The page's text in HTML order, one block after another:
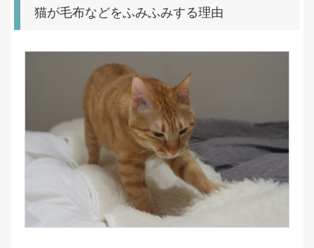
猫が毛布などをふみふみする理由